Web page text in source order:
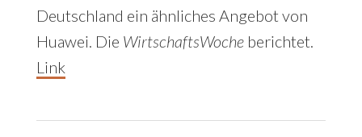
Deutschland ein ähnliches Angebot von
Huawei. Die WirtschaftsWocheberichtet.
Link